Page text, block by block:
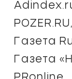
Газета
Газета